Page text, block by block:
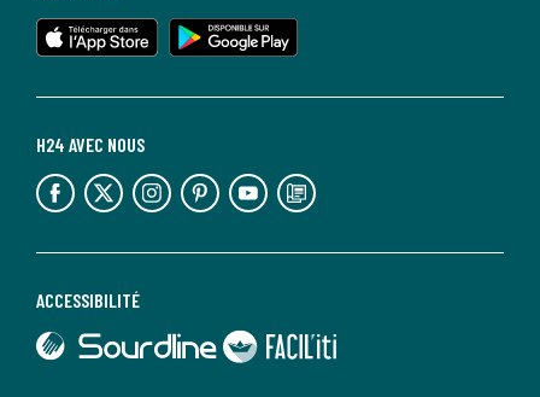
ACCESSIBILITÉ
lien vers Sourdline
lien vers Faciliti
H24 AVEC NOUS
lien vers l'espace réseaux sociaux lien vers l'espace réseaux sociaux lien vers l'espace réseaux sociaux lien vers l'espace réseaux sociaux lien vers l'espace réseaux sociaux lien vers le blog la redoute
lien vers l'app store
lien vers google play